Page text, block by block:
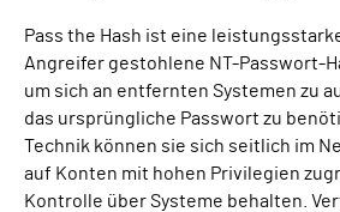
Pass the Hash ist eine
Angreifer gestohlene NT-Passwort-
um sich an entfernten Systemen zu
das ursprüngliche Passwort zu
Technik können sie sich seitlich im
auf Konten mit hohen Privilegien
Kontrolle über Systeme behalten.